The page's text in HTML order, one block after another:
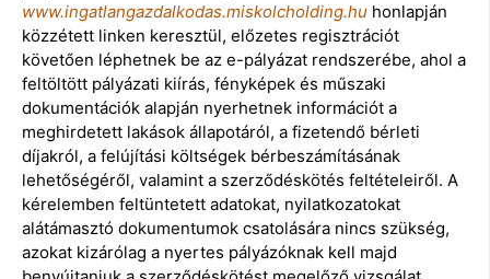
www.ingatlangazdalkodas.miskolcholding.hu honlapján
közzétett linken keresztül, előzetes regisztrációt
követően léphetnek be az e-pályázat rendszerébe, ahol a
feltöltött pályázati kiírás, fényképek és műszaki
dokumentációk alapján nyerhetnek információt a
meghirdetett lakások állapotáról, a fizetendő bérleti
díjakról, a felújítási költségek bérbeszámításának
lehetőségéről, valamint a szerződéskötés feltételeiről. A
kérelemben feltüntetett adatokat, nyilatkozatokat
alátámasztó dokumentumok csatolására nincs szükség,
azokat kizárólag a nyertes pályázóknak kell majd